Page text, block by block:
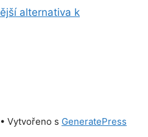
alternativa k
• Vytvořeno s GeneratePress